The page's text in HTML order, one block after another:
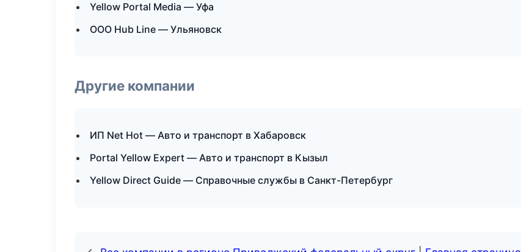
Yellow Portal Media — Уфа
ООО Hub Line — Ульяновск
Другие компании
ИП Net Hot — Авто и транспорт в Хабаровск
Portal Yellow Expert — Авто и транспорт в Кызыл
Yellow Direct Guide — Справочные службы в Санкт-Петербург